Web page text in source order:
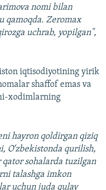
nomi bilan
qamoqda. Zeromax
uchrab, yopilgan",
iqtisodiyotining yirik
shaffof emas va
xodimlarning
hayron qoldirgan qiziq
O‘zbekistonda qurilish,
qator sohalarda tuzilgan
talashga imkon
uchun juda qulay